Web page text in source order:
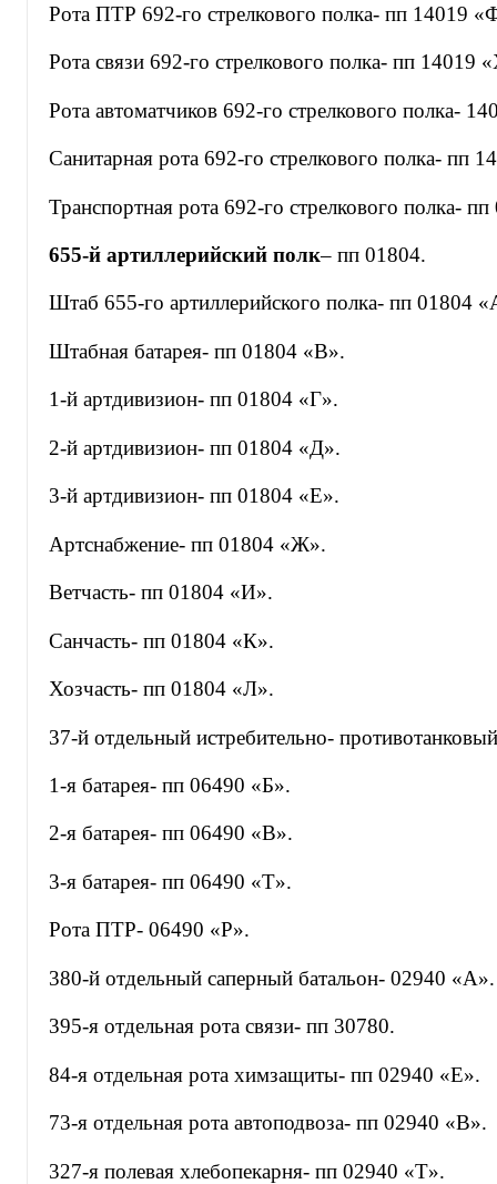
Рота ПТР 692-го стрелкового полка- пп 14019
Рота связи 692-го стрелкового полка- пп 14019
Рота автоматчиков 692-го стрелкового полка-
Санитарная рота 692-го стрелкового полка- пп
Транспортная рота 692-го стрелкового полка-
655-й артиллерийский полк– пп 01804.
Штаб 655-го артиллерийского полка- пп 01804
Штабная батарея- пп 01804 «В».
1-й артдивизион- пп 01804 «Г».
2-й артдивизион- пп 01804 «Д».
3-й артдивизион- пп 01804 «Е».
Артснабжение- пп 01804 «Ж».
Ветчасть- пп 01804 «И».
Санчасть- пп 01804 «К».
Хозчасть- пп 01804 «Л».
37-й отдельный истребительно-
1-я батарея- пп 06490 «Б».
2-я батарея- пп 06490 «В».
3-я батарея- пп 06490 «Т».
Рота ПТР- 06490 «Р».
380-й отдельный саперный батальон- 02940 «А».
395-я отдельная рота связи- пп 30780.
84-я отдельная рота химзащиты- пп 02940 «Е».
73-я отдельная рота автоподвоза- пп 02940 «В».
327-я полевая хлебопекарня- пп 02940 «Т».